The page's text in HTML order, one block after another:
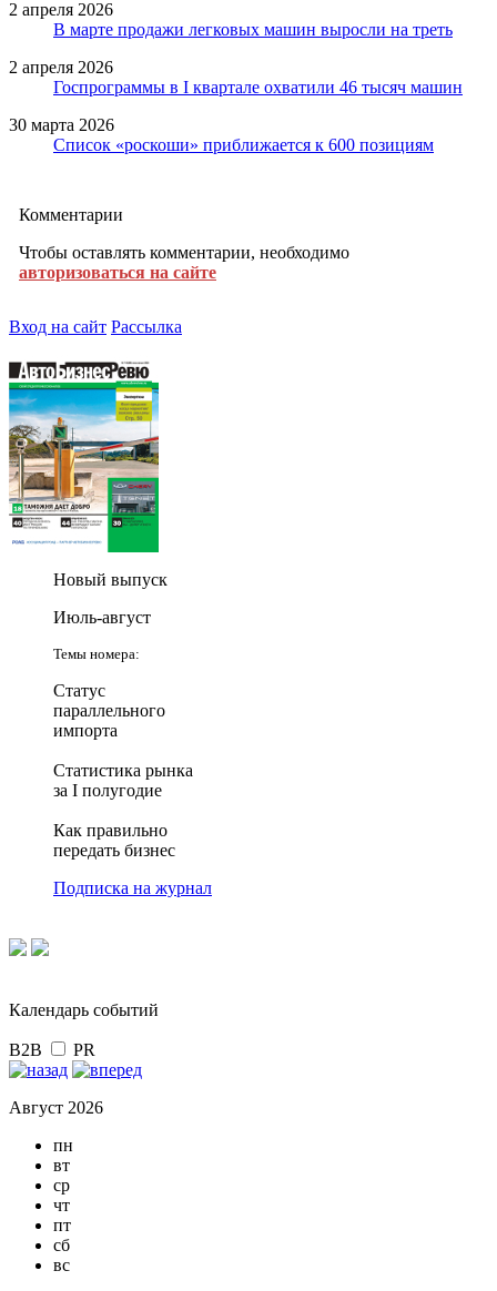
2 апреля 2026
В марте продажи легковых машин выросли на треть
2 апреля 2026
Госпрограммы в I квартале охватили 46 тысяч машин
30 марта 2026
Список «роскоши» приближается к 600 позициям
Комментарии
Чтобы оставлять комментарии, необходимо
авторизоваться на сайте
Вход на сайт Рассылка
Новый выпуск
Июль-август
Темы номера:
Статус
параллельного
импорта
Статистика рынка
за I полугодие
Как правильно
передать бизнес
Подписка на журнал
Календарь событий
B2B PR
Август 2026
пн
вт
ср
чт
пт
сб
вс